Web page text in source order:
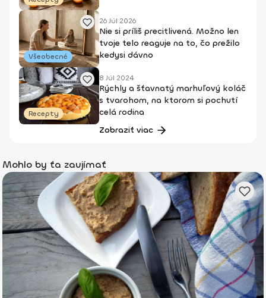
Všeobecné
26 Júl 2026
Nie si príliš precitlivená. Možno len
tvoje telo reaguje na to, čo prežilo
kedysi dávno
Recepty
8 Júl 2024
Rýchly a šťavnatý marhuľový koláč
s tvarohom, na ktorom si pochutí
celá rodina
Zobraziť viac
Mohlo by ťa zaujímať